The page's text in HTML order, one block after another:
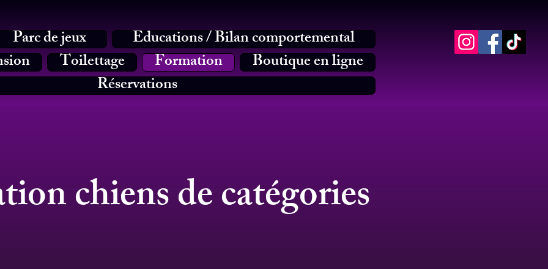
Parc de jeux
Educations / Bilan comportemental
Toilettage Formation
Boutique en ligne
Réservations
chiens de catégories